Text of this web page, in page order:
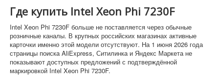
Где купить Intel Xeon Phi 7230F
Intel Xeon Phi 7230F больше не поставляется через обычные
розничные каналы. В крупных российских магазинах активные
карточки именно этой модели отсутствуют. На 1 июня 2026 года
страницы поиска AliExpress, Ситилинка и Яндекс Маркета не
показывают доступных предложений с подтверждённой
маркировкой Intel Xeon Phi 7230F.